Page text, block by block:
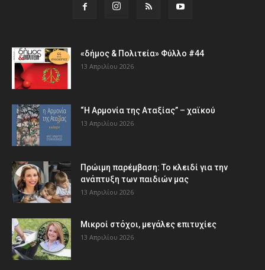
«δήμος & Πολιτεία» Φύλλο #44
13 Απριλίου 2026
“Η Αρμονία της Αταξίας” – χαϊκού
13 Απριλίου 2026
Πρώιμη παρέμβαση: Το κλειδί για την
ανάπτυξη των παιδιών µας
13 Απριλίου 2026
Μικροί στόχοι, μεγάλες επιτυχίες
13 Απριλίου 2026